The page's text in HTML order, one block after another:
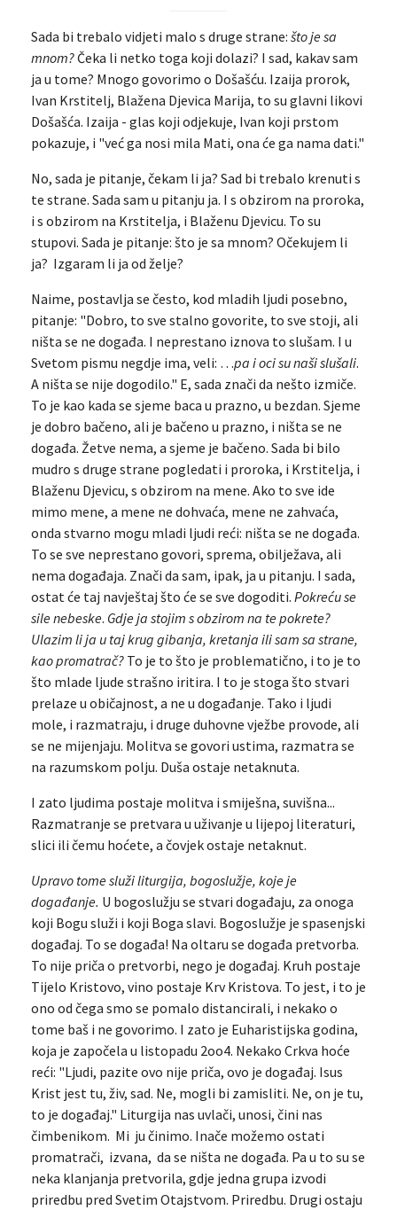
Sada bi trebalo vidjeti malo s druge strane: što je sa
mnom?Čeka li netko toga koji dolazi? I sad, kakav sam
ja u tome? Mnogo govorimo o Došašću. Izaija prorok,
Ivan Krstitelj, Blažena Djevica Marija, to su glavni likovi
Došašća. Izaija - glas koji odjekuje, Ivan koji prstom
pokazuje, i "već ga nosi mila Mati, ona će ga nama dati."
No, sada je pitanje, čekam li ja? Sad bi trebalo krenuti s
te strane. Sada sam u pitanju ja. I s obzirom na proroka,
i s obzirom na Krstitelja, i Blaženu Djevicu. To su
stupovi. Sada je pitanje: što je sa mnom? Očekujem li
ja? Izgaram li ja od želje?
Naime, postavlja se često, kod mladih ljudi posebno,
pitanje: "Dobro, to sve stalno govorite, to sve stoji, ali
ništa se ne događa. I neprestano iznova to slušam. I u
Svetom pismu negdje ima, veli: …pa i oci su naši slušali.
A ništa se nije dogodilo." E, sada znači da nešto izmiče.
To je kao kada se sjeme baca u prazno, u bezdan. Sjeme
je dobro bačeno, ali je bačeno u prazno, i ništa se ne
događa. Žetve nema, a sjeme je bačeno. Sada bi bilo
mudro s druge strane pogledati i proroka, i Krstitelja, i
Blaženu Djevicu, s obzirom na mene. Ako to sve ide
mimo mene, a mene ne dohvaća, mene ne zahvaća,
onda stvarno mogu mladi ljudi reći: ništa se ne događa.
To se sve neprestano govori, sprema, obilježava, ali
nema događaja. Znači da sam, ipak, ja u pitanju. I sada,
ostat će taj navještaj što će se sve dogoditi. Pokreću se
sile nebeske. Gdje ja stojim s obzirom na te pokrete?
Ulazim li ja u taj krug gibanja, kretanja ili sam sa strane,
kao promatrač? To je to što je problematično, i to je to
što mlade ljude strašno iritira. I to je stoga što stvari
prelaze u običajnost, a ne u događanje. Tako i ljudi
mole, i razmatraju, i druge duhovne vježbe provode, ali
se ne mijenjaju. Molitva se govori ustima, razmatra se
na razumskom polju. Duša ostaje netaknuta.
I zato ljudima postaje molitva i smiješna, suvišna...
Razmatranje se pretvara u uživanje u lijepoj literaturi,
slici ili čemu hoćete, a čovjek ostaje netaknut.
Upravo tome služi liturgija, bogoslužje, koje je
događanje. U bogoslužju se stvari događaju, za onoga
koji Bogu služi i koji Boga slavi. Bogoslužje je spasenjski
događaj. To se događa! Na oltaru se događa pretvorba.
To nije priča o pretvorbi, nego je događaj. Kruh postaje
Tijelo Kristovo, vino postaje Krv Kristova. To jest, i to je
ono od čega smo se pomalo distancirali, i nekako o
tome baš i ne govorimo. I zato je Euharistijska godina,
koja je započela u listopadu 2oo4. Nekako Crkva hoće
reći: "Ljudi, pazite ovo nije priča, ovo je događaj. Isus
Krist jest tu, živ, sad. Ne, mogli bi zamisliti. Ne, on je tu,
to je događaj." Liturgija nas uvlači, unosi, čini nas
čimbenikom. Mi ju činimo. Inače možemo ostati
promatrači, izvana, da se ništa ne događa. Pa u to su se
neka klanjanja pretvorila, gdje jedna grupa izvodi
priredbu pred Svetim Otajstvom. Priredbu. Drugi ostaju